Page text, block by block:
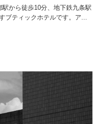
から徒歩10分、地下鉄九条駅
ブティックホテルです。ア...